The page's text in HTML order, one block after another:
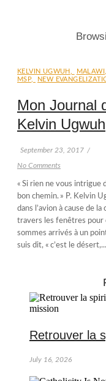
KELVIN UGWUH MALAWI
MSP, NEW
Mon Journal
Kelvin
September 23, 2017 /
No Comments
« Si rien ne vous intrigue
bon chemin. » P. Kelvin
dans l’avion à cause de
travers les fenêtres pour
sommes arrivés à un
suis dit, « c’est le désert,...
Retrouver la
July 16, 2026